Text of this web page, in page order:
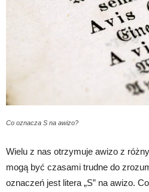
Co oznacza S na awizo?
Wielu z nas otrzymuje awizo z
mogą być czasami trudne do
oznaczeń jest litera „S” na awizo.